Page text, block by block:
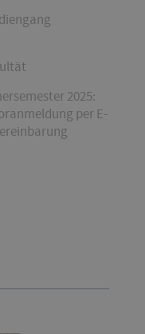
2025:
per E-